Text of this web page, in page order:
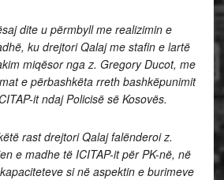
u përmbyll me realizimin e
ku drejtori Qalaj me stafin e lartë
miqësor nga z. Gregory Ducot, me
e përbashkëta rreth bashkëpunimit
it ndaj Policisë së Kosovës.
drejtori Qalaj falënderoi z.
e madhe të ICITAP-it për PK-në, në
si në aspektin e burimeve